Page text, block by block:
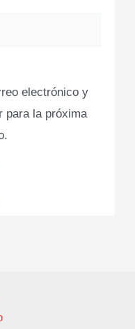
electrónico y
para la próxima